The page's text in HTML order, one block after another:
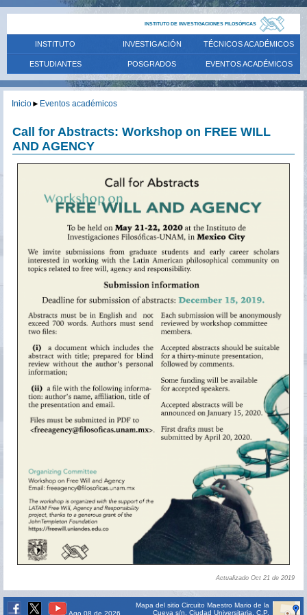
INSTITUTO DE INVESTIGACIONES FILOSÓFICAS
INSTITUTO INVESTIGACIÓN TÉCNICOS ACADÉMICOS
ESTUDIANTES POSGRADOS EVENTOS ACADÉMICOS
Inicio► Eventos académicos
Call for Abstracts: Workshop on FREE WILL
AND AGENCY
Actualizado Oct 21 de 2019
Mapa del sitio Circuito Maestro Mario de la
Cueva s/n, Ciudad Universitaria, C.P.